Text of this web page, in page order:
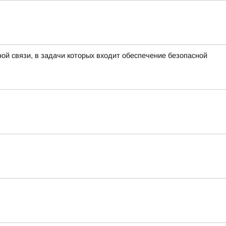
в задачи которых входит обеспечение безопасной